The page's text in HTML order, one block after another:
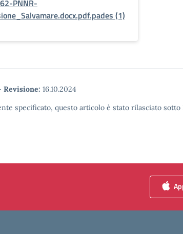
PNNR-
(1)
Revisione: 16.10.2024
specificato, questo articolo è stato rilasciato